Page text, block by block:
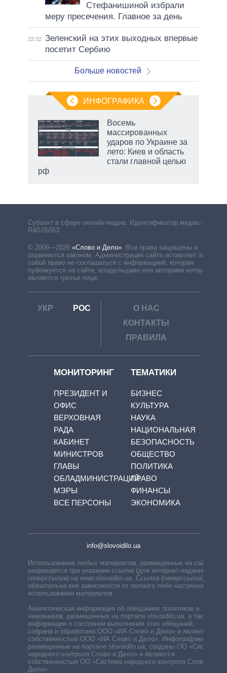
Стефанишиной избрали
меру пресечения. Главное за день
22:32 Зеленский на этих выходных впервые
посетит Сербию
Больше новостей
ИНФОГРАФИКА
Восемь
массированных
ударов по Украине за
лето: Киев и область
стали главной целью
рф
Субъект в сфере онлайн-медиа. Идентификатор медиа –
R40-05063
© 2009—2026 «Слово и Дело». Все права защищены и
охраняются законом. Администрация сайта оставляет за
собой право не соглашаться с информацией, которая
публикуется на сайте, владельцами или авторами которой
являются третьи лица.
УКР РОС
О НАС
КОНТАКТЫ
ПРАВИЛА
МОНИТОРИНГ
ПРЕЗИДЕНТ И
ОФИС
ВЕРХОВНАЯ
РАДА
КАБИНЕТ
МИНИСТРОВ
ГЛАВЫ
ОБЛАДМИНИСТРАЦИЙ
МЭРЫ
ВСЕ ПЕРСОНЫ
ТЕМАТИКИ
БИЗНЕС
КУЛЬТУРА
НАУКА
НАЦИОНАЛЬНАЯ
БЕЗОПАСНОСТЬ
ОБЩЕСТВО
ПОЛИТИКА
ПРАВО
ФИНАНСЫ
ЭКОНОМИКА
info@slovoidilo.ua
Использование любых материалов, размещённых на сайте,
разрешается при указании ссылки (для интернет-изданий —
гиперссылки) на www.slovoidilo.ua. Ссылка (гиперссылка)
обязательна вне зависимости от полного либо частичного
использования материалов.
Аналитическая информация об обещаниях политиков и
чиновников, размещенных на портале slovoidilo.ua, а также
информация о состоянии выполнения этих обещаний,
собрана и обработана ООО «ИА Слово и Дело» и является
собственностью ООО «ИА Слово и Дело». Инфографики,
размещенные на портале slovoidilo.ua, созданы ОО «Система
народного контроля Слово и Дело» и являются
собственностью ОО «Система народного контроля Слово и
Дело».